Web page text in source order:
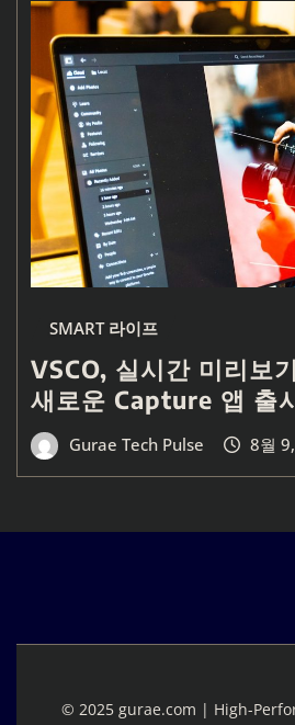
SMART 라이프
VSCO, 실시간 미리보
새로운 Capture 앱 출
Gurae Tech Pulse 8월
© 2025 gurae.com | High-